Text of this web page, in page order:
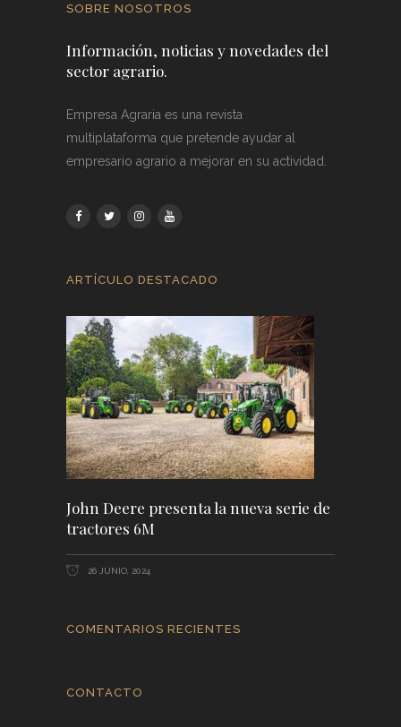
SOBRE NOSOTROS
Información, noticias y novedades del
sector agrario.
Empresa Agraria es una revista
multiplataforma que pretende ayudar al
empresario agrario a mejorar en su actividad.
ARTÍCULO DESTACADO
John Deere presenta la nueva serie de
tractores 6M
26 JUNIO, 2024
COMENTARIOS RECIENTES
CONTACTO